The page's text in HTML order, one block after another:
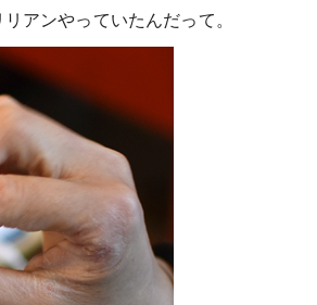
アンやっていたんだって。